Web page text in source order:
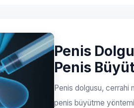
Penis
Penis
Penis dolgusu, cerrahi
penis büyütme